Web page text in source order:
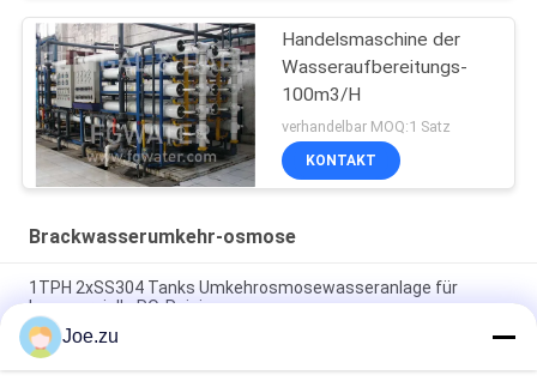
Handelsmaschine der
Wasseraufbereitungs-
100m3/H
verhandelbar MOQ:1 Satz
KONTAKT
Brackwasserumkehr-osmose
1TPH 2xSS304 Tanks Umkehrosmosewasseranlage für
kommerzielle RO-Reinigung
500L/H 3xSS304 Tanks Brackwasser
Umkehrosmosewasseranlage
Joe.zu